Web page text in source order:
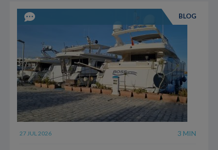
BLOG
27 JUL 2026 3 MIN